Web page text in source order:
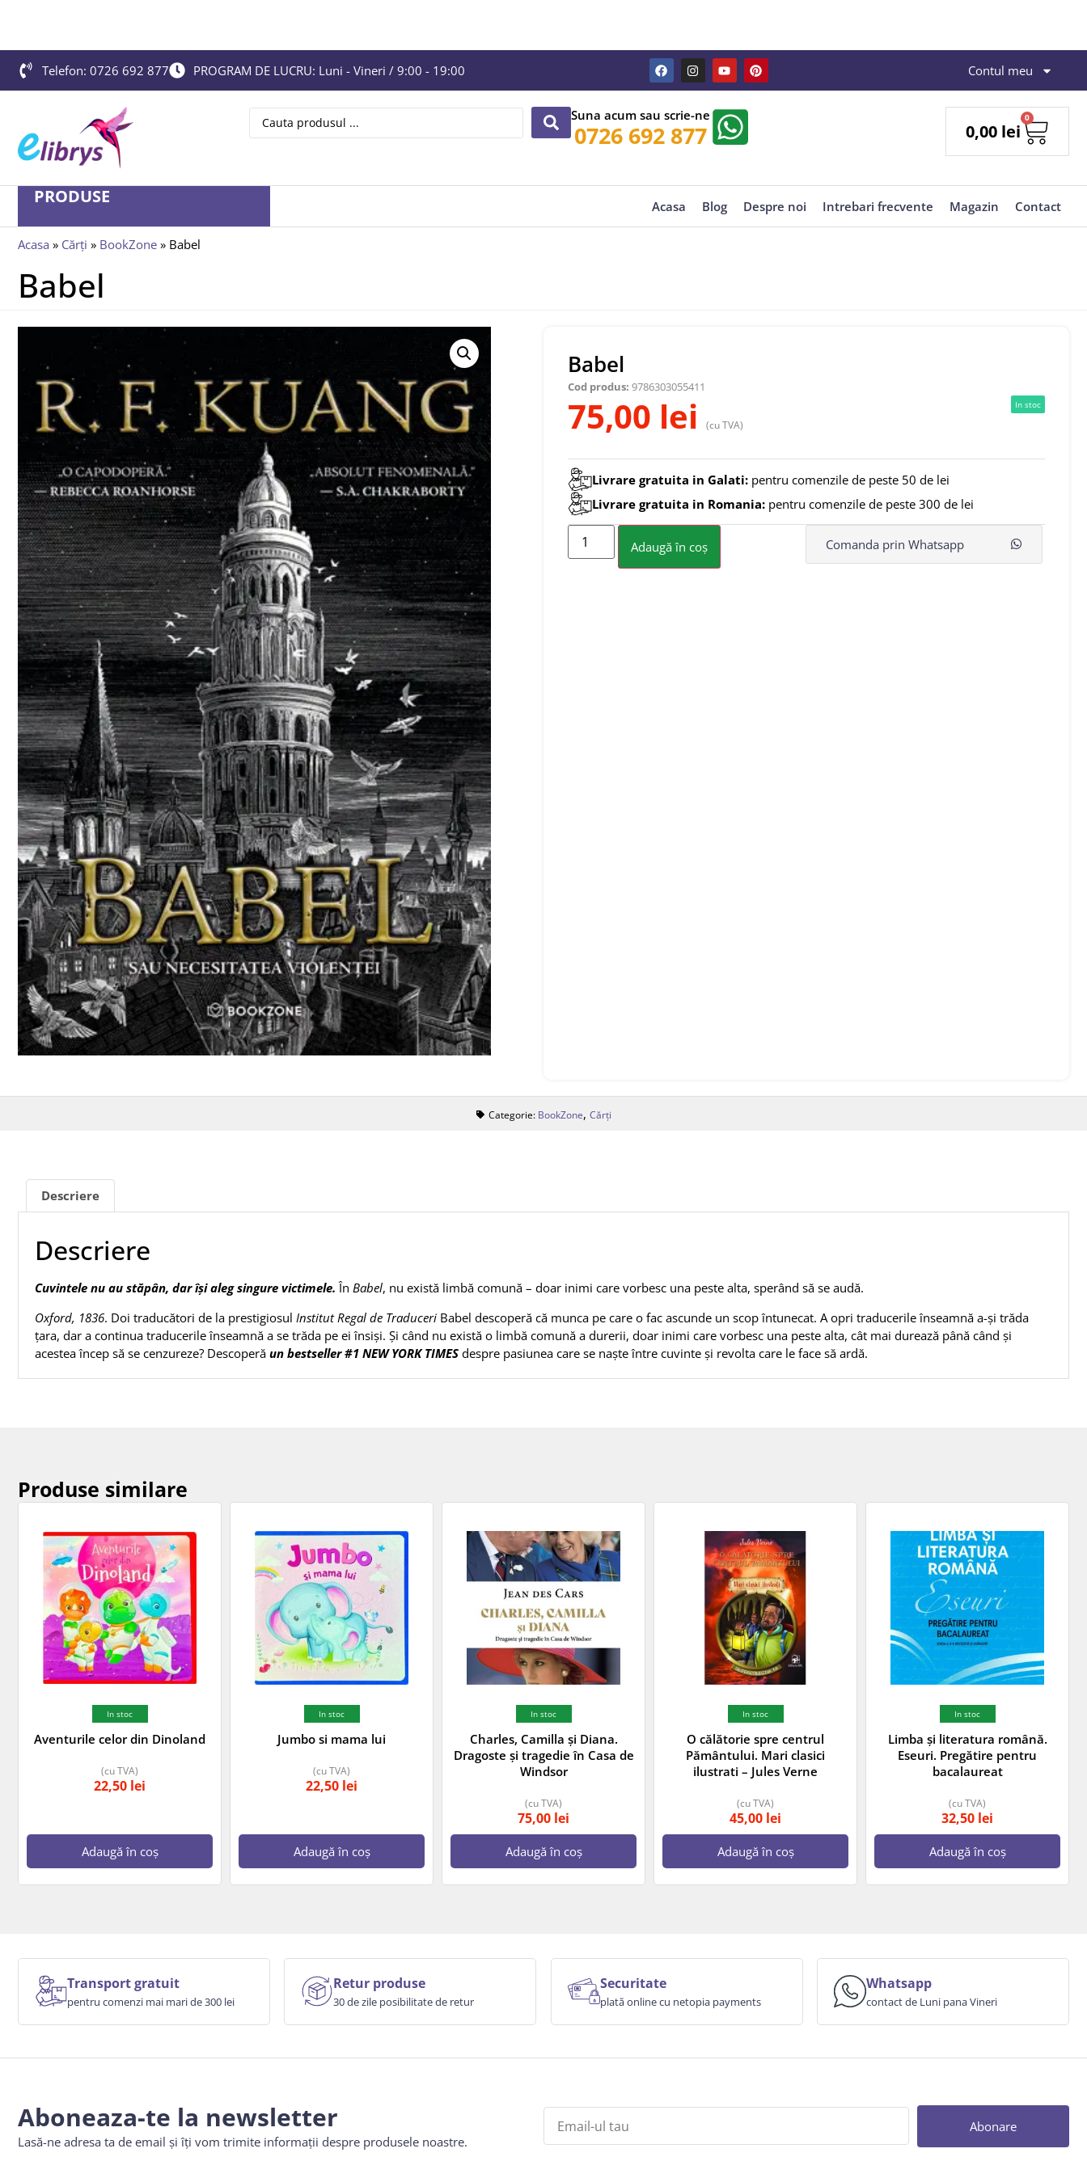
Telefon: 0726 692 877 PROGRAM DE LUCRU: Luni - Vineri / 9:00 - 19:00 Contul meu
Suna acum sau scrie-ne
0726 692 877 0,00 lei
0
PRODUSE Acasa Blog Despre noi Intrebari frecvente Magazin Contact
Acasa » Cărți » BookZone » Babel
Babel
Babel
Cod produs: 9786303055411
75,00 lei (cu TVA)
In stoc
Livrare gratuita in Galati: pentru comenzile de peste 50 de lei
Livrare gratuita in Romania: pentru comenzile de peste 300 de lei
Adaugă în coș Comanda prin Whatsapp
Categorie: BookZone, Cărți
Descriere
Descriere
Cuvintele nu au stăpân, dar își aleg singure victimele.În Babel, nu există limbă comună – doar inimi care vorbesc una peste alta, sperând să se audă.
Oxford, 1836. Doi traducători de la prestigiosul Institut Regal de Traduceri Babel descoperă că munca pe care o fac ascunde un scop întunecat. A opri traducerile înseamnă a-și trăda
țara, dar a continua traducerile înseamnă a se trăda pe ei însiși. Și când nu există o limbă comună a durerii, doar inimi care vorbesc una peste alta, cât mai durează până când și
acestea încep să se cenzureze? Descoperă un bestseller #1 NEW YORK TIMES despre pasiunea care se naște între cuvinte și revolta care le face să ardă.
Produse similare
In stoc
Aventurile celor din Dinoland
22,50 lei
(cu TVA)
Adaugă în coș
In stoc
Jumbo si mama lui
22,50 lei
(cu TVA)
Adaugă în coș
In stoc
Charles, Camilla și Diana.
Dragoste și tragedie în Casa de
Windsor
75,00 lei
(cu TVA)
Adaugă în coș
In stoc
O călătorie spre centrul
Pământului. Mari clasici
ilustrati – Jules Verne
45,00 lei
(cu TVA)
Adaugă în coș
In stoc
Limba și literatura română.
Eseuri. Pregătire pentru
bacalaureat
32,50 lei
(cu TVA)
Adaugă în coș
Transport gratuit
pentru comenzi mai mari de 300 lei
Retur produse
30 de zile posibilitate de retur
Securitate
plată online cu netopia payments
Whatsapp
contact de Luni pana Vineri
Aboneaza-te la newsletter
Lasă-ne adresa ta de email și îți vom trimite informații despre produsele noastre.
Abonare